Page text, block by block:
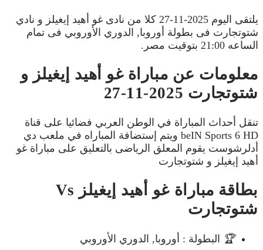
يلتقى اليوم 2025-11-27 كلا من نادى غو أهيد إيغيلز و نادي
شتوتجارت فى بطولة أوروبا, الدوري الأوروبي فى تمام
الساعه 21:00 بتوقيت مصر.
معلومات عن مباراة غو أهيد إيغيلز و
شتوتجارت 2025-11-27
تنقل أحداث المباراة في الوطن العربي فضائيا على قناة
beIN Sports 6 HD ويتم إستضافة المباراه في ملعب دي
أدلرشوست يقوم المعلق الرياضى بالتعليق على مباراة غو
أهيد إيغيلز و شتوتجارت
بطاقة مباراة غو أهيد إيغيلز Vs
شتوتجارت
🏆 البطولة : أوروبا, الدوري الأوروبي